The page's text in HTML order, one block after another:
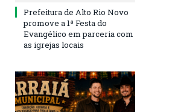
Prefeitura de Alto Rio Novo
promove a 1ª Festa do
Evangélico em parceria com
as igrejas locais